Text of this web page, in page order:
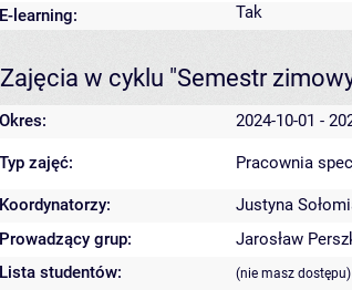
E-learning:
Tak
Zajęcia w cyklu "Semestr
Okres: 2024-10-01 -
Typ zajęć: Pracownia
Koordynatorzy:
Justyna
Prowadzący grup:
Jarosław
Lista studentów:
(nie masz dostępu)